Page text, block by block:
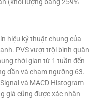
hiệu kỹ thuật chung của
PVS vượt trội bình quân
thời gian từ 1 tuần đến
dần và chạm ngưỡng 63.
và MACD Histogram
giá cũng được xác nhận